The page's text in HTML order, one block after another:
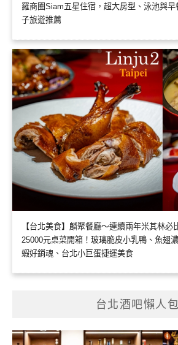
羅商圈Siam五星住宿，超大房型、泳池與
子旅遊推薦
【台北美食】麟聚餐廳～連續兩年米其林必
25000元桌菜開箱！玻璃脆皮小乳鴨、魚翅
蝦好銷魂、台北小巨蛋捷運美食
台北酒吧懶人包